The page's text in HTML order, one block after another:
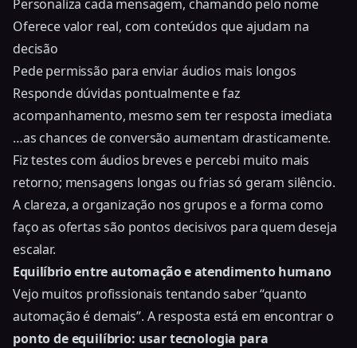
Personaliza cada mensagem, chamando pelo nome
Oferece valor real, com conteúdos que ajudam na
decisão
Pede permissão para enviar áudios mais longos
Responde dúvidas pontualmente e faz
acompanhamento, mesmo sem ter resposta imediata
…as chances de conversão aumentam drasticamente.
Fiz testes com áudios breves e percebi muito mais
retorno; mensagens longas ou frias só geram silêncio.
A clareza, a organização nos grupos e a forma como
faço as ofertas são pontos decisivos para quem deseja
escalar.
Equilíbrio entre automação e atendimento humano
Vejo muitos profissionais tentando saber “quanto
automação é demais”. A resposta está em encontrar o
ponto de equilíbrio: usar tecnologia para